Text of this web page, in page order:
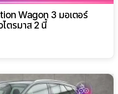
Wagon 3 มอเตอร์
ไตรมาส 2 นี้